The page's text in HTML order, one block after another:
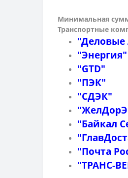
Минимальная
Транспортные
"Энергия"
"GTD"
"ПЭК"
"СДЭК"
"Байкал
"Почта
"ТРАНС-